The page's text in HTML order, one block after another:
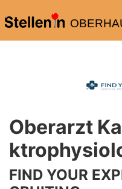
Oberarzt
FIND YOUR